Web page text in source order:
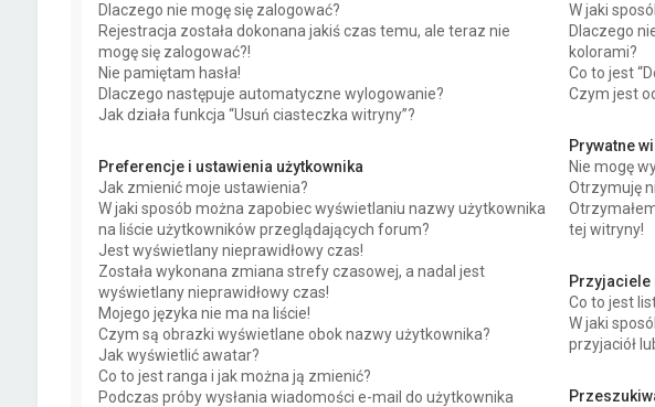
Dlaczego nie mogę się zalogować?
Rejestracja została dokonana jakiś czas temu, ale teraz nie
mogę się zalogować?!
Nie pamiętam hasła!
Dlaczego następuje automatyczne wylogowanie?
Jak działa funkcja “Usuń ciasteczka witryny”?
Preferencje i ustawienia użytkownika
Jak zmienić moje ustawienia?
W jaki sposób można zapobiec wyświetlaniu nazwy użytkownika
na liście użytkowników przeglądających forum?
Jest wyświetlany nieprawidłowy czas!
Została wykonana zmiana strefy czasowej, a nadal jest
wyświetlany nieprawidłowy czas!
Mojego języka nie ma na liście!
Czym są obrazki wyświetlane obok nazwy użytkownika?
Jak wyświetlić awatar?
Co to jest ranga i jak można ją zmienić?
Podczas próby wysłania wiadomości e-mail do użytkownika
W jaki
Dlaczego
kolorami?
Co to jest
Czym jest
Prywatne
Nie mogę
Otrzymuję
tej witryny!
Co to jest
W jaki
przyjaciół